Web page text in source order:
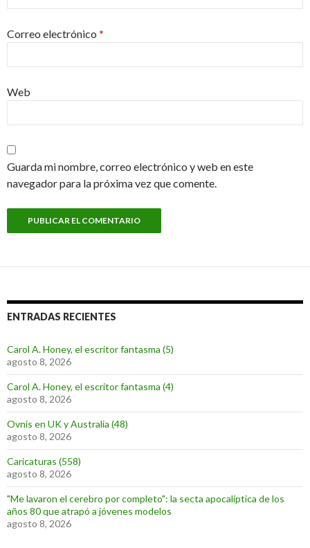
Correo electrónico *
Web
Guarda mi nombre, correo electrónico y web en este
navegador para la próxima vez que comente.
ENTRADAS RECIENTES
Carol A. Honey, el escritor fantasma (5)
agosto 8, 2026
Carol A. Honey, el escritor fantasma (4)
agosto 8, 2026
Ovnis en UK y Australia (48)
agosto 8, 2026
Caricaturas (558)
agosto 8, 2026
"Me lavaron el cerebro por completo": la secta apocalíptica de los
años 80 que atrapó a jóvenes modelos
agosto 8, 2026